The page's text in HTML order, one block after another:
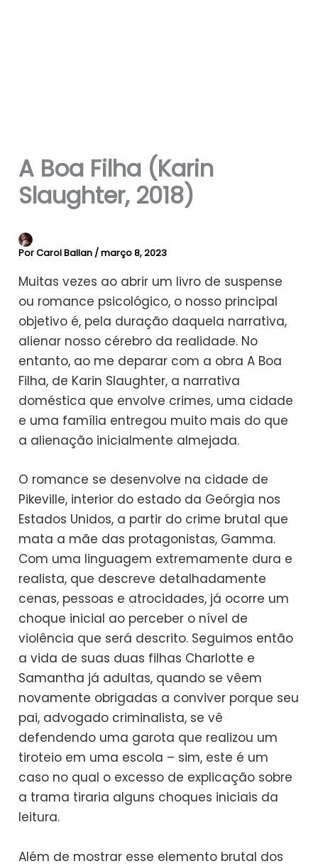
A Boa Filha (Karin
Slaughter, 2018)
PorCarol Ballan /março 8, 2023
Muitas vezes ao abrir um livro de suspense
ou romance psicológico, o nosso principal
objetivo é, pela duração daquela narrativa,
alienar nosso cérebro da realidade. No
entanto, ao me deparar com a obra A Boa
Filha, de Karin Slaughter, a narrativa
doméstica que envolve crimes, uma cidade
e uma família entregou muito mais do que
a alienação inicialmente almejada.
O romance se desenvolve na cidade de
Pikeville, interior do estado da Geórgia nos
Estados Unidos, a partir do crime brutal que
mata a mãe das protagonistas, Gamma.
Com uma linguagem extremamente dura e
realista, que descreve detalhadamente
cenas, pessoas e atrocidades, já ocorre um
choque inicial ao perceber o nível de
violência que será descrito. Seguimos então
a vida de suas duas filhas Charlotte e
Samantha já adultas, quando se vêem
novamente obrigadas a conviver porque seu
pai, advogado criminalista, se vê
defendendo uma garota que realizou um
tiroteio em uma escola – sim, este é um
caso no qual o excesso de explicação sobre
a trama tiraria alguns choques iniciais da
leitura.
Além de mostrar esse elemento brutal dos